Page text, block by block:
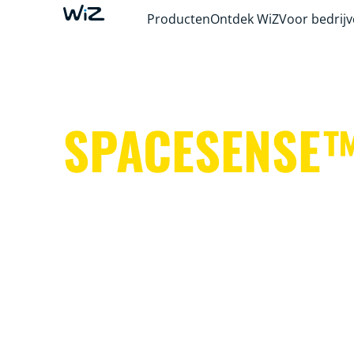
ProductenOntdek WiZVoor